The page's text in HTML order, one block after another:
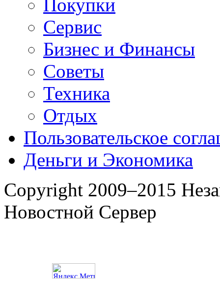
Покупки
Сервис
Бизнес и Финансы
Советы
Техника
Отдых
Пользовательское
Деньги и Экономика
Copyright 2009–2015
Новостной Сервер